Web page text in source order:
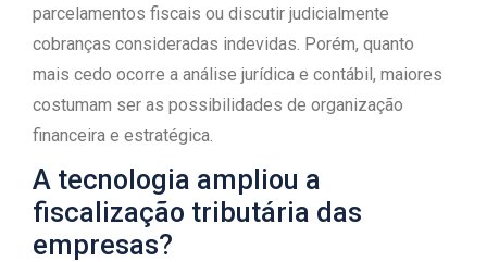
parcelamentos fiscais ou discutir judicialmente
cobranças consideradas indevidas. Porém, quanto
mais cedo ocorre a análise jurídica e contábil, maiores
costumam ser as possibilidades de organização
financeira e estratégica.
A tecnologia ampliou a
fiscalização tributária das
empresas?